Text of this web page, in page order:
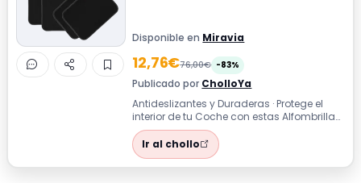
Disponible en Miravia
12,76€76,00€ -83%
Publicado por CholloYa
Antideslizantes y Duraderas · Protege el
interior de tu Coche con estas Alfombrillas
Antideslizantes que se adaptan a...
Ir al chollo